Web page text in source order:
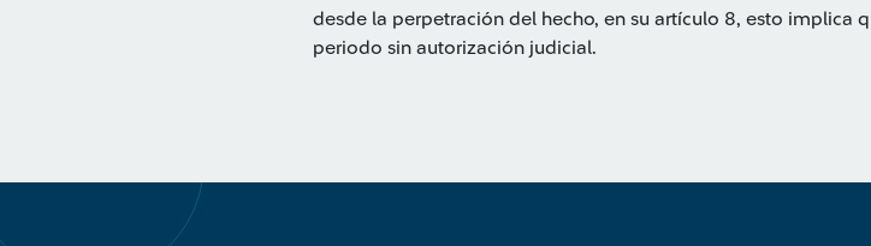
desde la perpetración del hecho, en su artículo 8, esto implica
periodo sin autorización judicial.